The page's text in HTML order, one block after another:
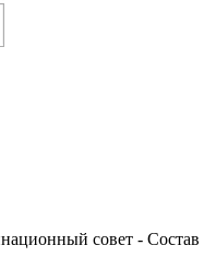
совет - Состав